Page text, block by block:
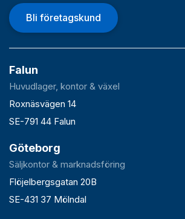
Bli företagskund
Falun
Huvudlager, kontor & växel
Roxnäsvägen 14
SE-791 44 Falun
Göteborg
Säljkontor & marknadsföring
Flöjelbergsgatan 20B
SE-431 37 Mölndal